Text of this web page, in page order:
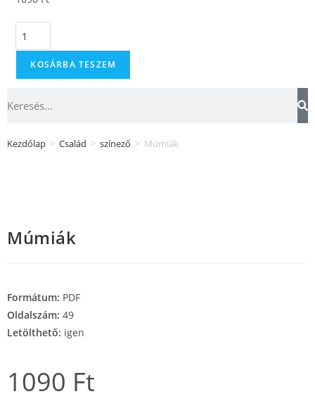
KOSÁRBA TESZEM
Kezdőlap > Család > színező > Múmiák
Múmiák
Formátum: PDF
Oldalszám: 49
Letölthető: igen
1090 Ft